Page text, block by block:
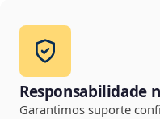
Responsabilidade
Garantimos suporte